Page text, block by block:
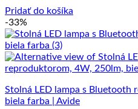
Pridať do košíka
-33%
Stolná LED lampa s Bluetooth
biela farba | Avide